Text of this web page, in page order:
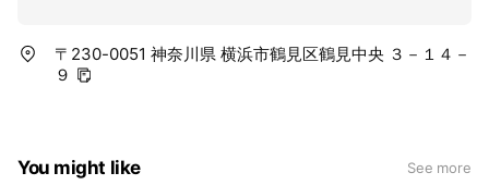
〒230-0051 神奈川県 横浜市鶴見区鶴見中央 ３－１４－
９
You might like See more